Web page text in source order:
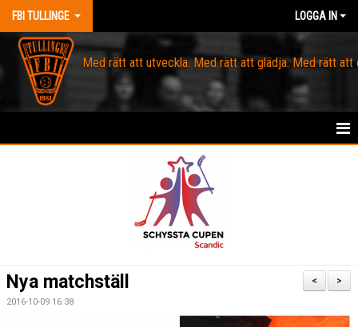
FBI TULLINGE LOGGA IN
Med rätt att utveckla. Med rätt att glädja. Med rätt att
KANSLI
>
<
Nya matchställ
2016-10-09 16:38